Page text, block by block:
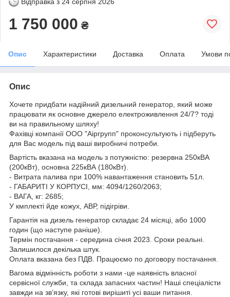
1 750 000 ₴
Опис Характеристики Доставка Оплата Умови
Опис
Хочете придбати надійний дизельний генератор, який може
працювати як основне джерело електроживлення 24/7? тоді
ви на правильному шляху!
Фахівці компанії ООО "Аіргрупп" проконсультують і підберуть
для Вас модель під ваші виробничі потреби.
Вартість вказана на модель з потужністю: резервна 250кВА
(200кВт), основна 225кВА (180кВт).
- Витрата палива при 100% навантаження становить 51л.
- ГАБАРИТІ У КОРПУСІ, мм: 4094/1260/2063;
- ВАГА, кг: 2685;
У кмплекті йде кожух, АВР, підігріви.
Гарантія на дизель генератор складає 24 місяці, або 1000
годин (що наступе раніше).
Термін постачання - середина січня 2023. Сроки реальні.
Залишилося декілька штук.
Оплата вказана без ПДВ. Працюємо по договору постачання.
Вагома відмінність роботи з нами -це наявність власної
сервісної служби, та склада запасних частин! Наші спеціалісти
завжди на зв’язку, які готові вирішиті усі ваши питання.